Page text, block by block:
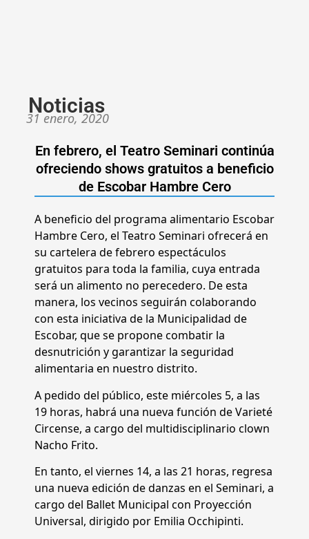
Noticias
31 enero, 2020
En febrero, el Teatro Seminari continúa
ofreciendo shows gratuitos a beneficio
de Escobar Hambre Cero
A beneficio del programa alimentario Escobar
Hambre Cero, el Teatro Seminari ofrecerá en
su cartelera de febrero espectáculos
gratuitos para toda la familia, cuya entrada
será un alimento no perecedero. De esta
manera, los vecinos seguirán colaborando
con esta iniciativa de la Municipalidad de
Escobar, que se propone combatir la
desnutrición y garantizar la seguridad
alimentaria en nuestro distrito.
A pedido del público, este miércoles 5, a las
19 horas, habrá una nueva función de Varieté
Circense, a cargo del multidisciplinario clown
Nacho Frito.
En tanto, el viernes 14, a las 21 horas, regresa
una nueva edición de danzas en el Seminari, a
cargo del Ballet Municipal con Proyección
Universal, dirigido por Emilia Occhipinti.